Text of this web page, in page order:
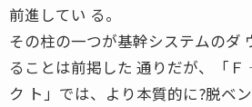
前進してい る。
その柱の一つが基幹システムのダ
ることは前掲した 通りだが、「
ク ト」では、より本質的に?脱ベ